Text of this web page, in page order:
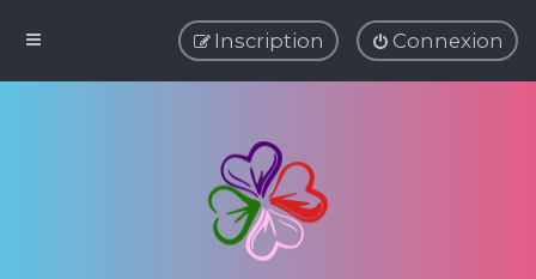
Connexion
Inscription